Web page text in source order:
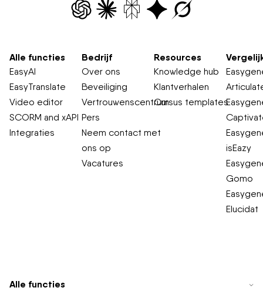
Alle functies
EasyAI
EasyTranslate
Video editor
SCORM and xAPI
Integraties
Bedrijf
Over ons
Beveiliging
Vertrouwenscentrum
Pers
Neem contact met
ons op
Vacatures
Resources
Knowledge hub
Klantverhalen
Cursus templates
isEazy
Gomo
Elucidat
Alle functies